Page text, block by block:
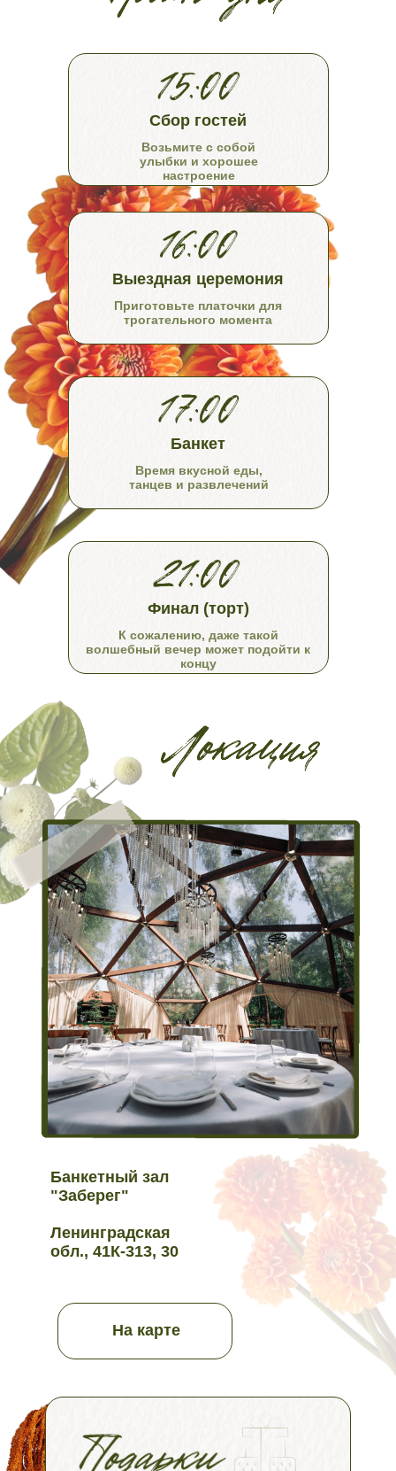
Сбор гостей
Возьмите с собой
улыбки и хорошее
настроение
Выездная церемония
Приготовьте платочки для
трогательного момента
Банкет
Время вкусной еды,
танцев и развлечений
Финал (торт)
К сожалению, даже такой
волшебный вечер может подойти к
концу
На карте
Банкетный зал
"Заберег"
Ленинградская
обл., 41К-313, 30